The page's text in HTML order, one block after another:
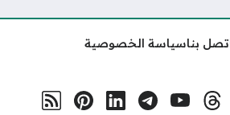
بناسياسة الخصوصية
مواقع التواصلثريدسيوتيوبتلغراملينكد إنبنترست
رابط RSS